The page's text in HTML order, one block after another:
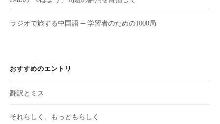
ラジオで旅する中国語 ─ 学習者のための1000局
おすすめのエントリ
翻訳とミス
それらしく、もっともらしく